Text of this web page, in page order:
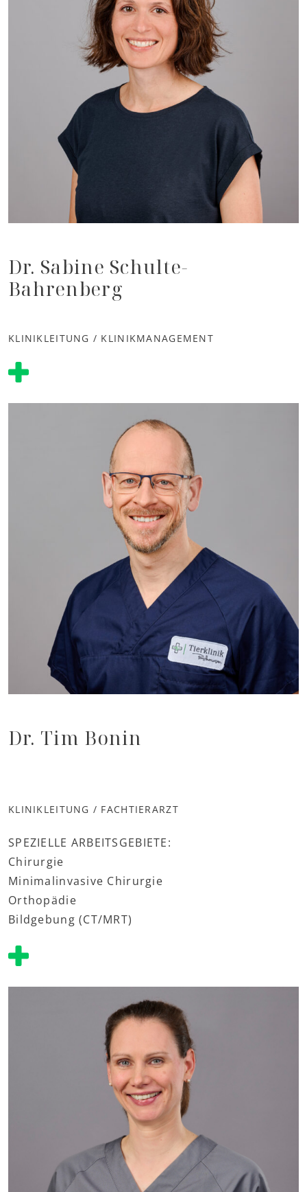
Dr. Sabine Schulte-
Bahrenberg
KLINIKLEITUNG / KLINIKMANAGEMENT
Dr. Tim Bonin
KLINIKLEITUNG / FACHTIERARZT
SPEZIELLE ARBEITSGEBIETE:
Chirurgie
Minimalinvasive Chirurgie
Orthopädie
Bildgebung (CT/MRT)